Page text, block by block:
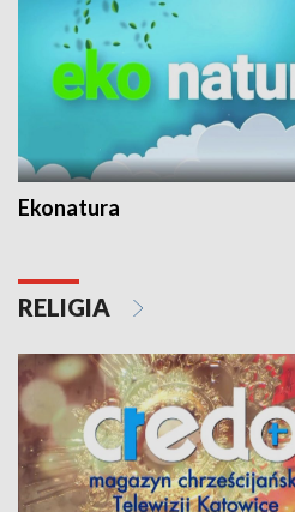
Ekonatura
RELIGIA